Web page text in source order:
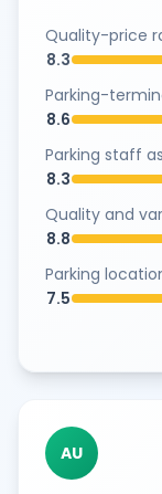
Quality-price
8.3
Parking-
8.6
Parking staff
8.3
Quality and
8.8
Parking
7.5
AU